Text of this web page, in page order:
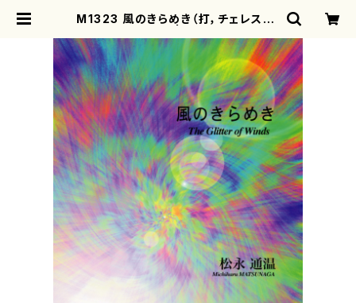
M1323 風のきらめき（打，チェレスタ/